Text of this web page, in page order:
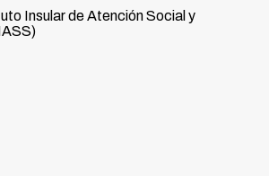
Insular de Atención Social y